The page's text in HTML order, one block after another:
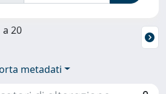
20
metadati